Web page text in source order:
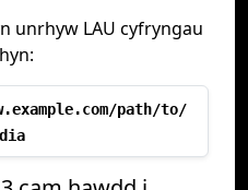
unrhyw LAU cyfryngau
path/to/